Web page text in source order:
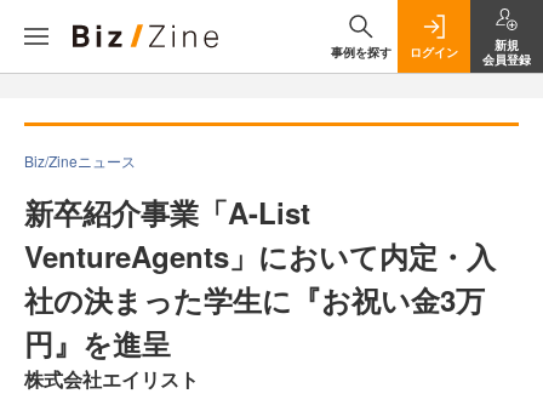
事例を探す ログイン
新規
会員登録
Biz/Zineニュース
新卒紹介事業「A-List
VentureAgents」において内定・入
社の決まった学生に『お祝い金3万
円』を進呈
株式会社エイリスト